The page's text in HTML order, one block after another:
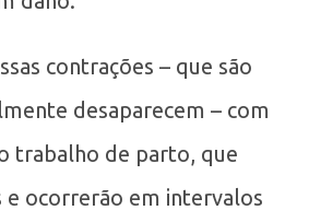
contrações – que são
desaparecem – com
trabalho de parto, que
e ocorrerão em intervalos